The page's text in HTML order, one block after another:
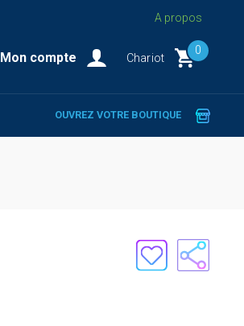
A propos
Mon compte Chariot
0
OUVREZ VOTRE BOUTIQUE